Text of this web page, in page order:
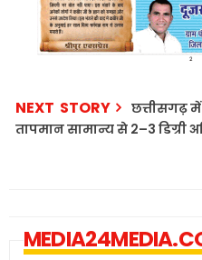
NEXT STORY
छत्तीसगढ़
तापमान सामान्य से 2–3 डिग्री